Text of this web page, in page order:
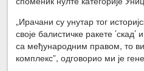
„Ирачани су унутар тог
своје балистичке ракете
са међународним правом, то
комплекс”, одговорио ми је